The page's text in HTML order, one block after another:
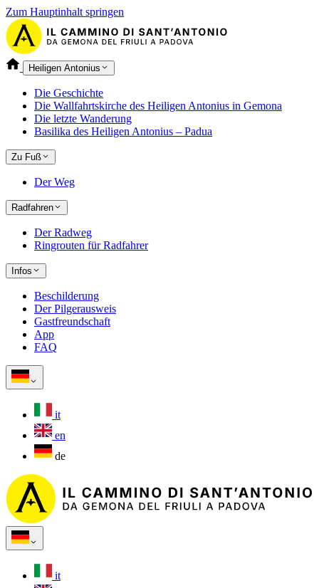
Zum Hauptinhalt springen
Heiligen Antonius
Die Geschichte
Die Wallfahrtskirche des Heiligen Antonius in Gemona
Die letzte Wanderung
Basilika des Heiligen Antonius – Padua
Zu Fuß
Der Weg
Radfahren
Der Radweg
Ringrouten für Radfahrer
Infos
Beschilderung
Der Pilgerausweis
Gastfreundschaft
App
FAQ
it
en
de
it